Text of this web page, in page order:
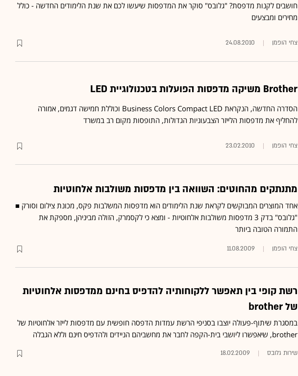
חושבים לקנות מדפסת? "גלובס" סוקר את המדפסות שיעשו לכם את שנת הלימודים החדשה - כולל
מחירים ומבצעים
צחי הופמן 24.08.2010
Brother משיקה מדפסות הפועלות בטכנולוגיית LED
הסדרה החדשה, הנקראת Business Colors Compact LED וכוללת חמישה דגמים, אמורה
להחליף את מדפסות הלייזר הצבעוניות הגדולות, התופסות מקום רב במשרד
צחי הופמן 23.02.2010
מתנתקים מהחוטים: השוואה בין מדפסות משולבות אלחוטיות
אחד המוצרים המבוקשים לקראת שנת הלימודים הוא מדפסות המשלבות פקס, מכונת צילום וסורק ■
"גלובס" בדק 3 מדפסות משולבות אלחוטיות - ומצא כי לקסמרק, הזולה מביניהן, מספקת את
התמורה הטובה ביותר
צחי הופמן 11.08.2009
רשת קופי בין תאפשר ללקוחותיה להדפיס בחינם ממדפסות אלחוטיות
של brother
במסגרת שיתוף-פעולה יוצבו בסניפי הרשת עמדות הדפסה חופשית עם מדפסות לייזר אלחוטיות של
brother, שיאפשרו ליושבי בית-הקפה לחבר את מחשביהם הניידים ולהדפיס חינם וללא הגבלה
שירות גלובס‏ 18.02.2009